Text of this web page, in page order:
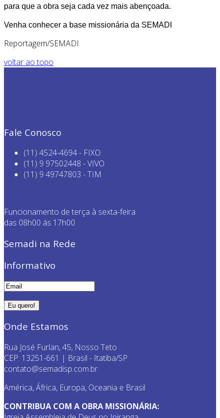
para que a obra seja cada vez mais abençoada.
Venha conhecer a base missionária da SEMADI
Reportagem/SEMADI
voltar ao topo
Fale Conosco
(11) 4524-4694 - FIXO
(11) 9 97502448 - VIVO
(11) 9 49747803 - TIM
Funcionamento de terça à sexta-feira
das 08h00 ás 17h00
Semadi na Rede
Informativo
Onde Estamos
Rua José Furlan, 45, Nosso Teto
CEP: 13251-661 | Brasil - Itatiba/SP
contato@semadisp.com.br
América, África, Europa, Oceania e Brasil
CONTRIBUA COM A OBRA MISSIONÁRIA: